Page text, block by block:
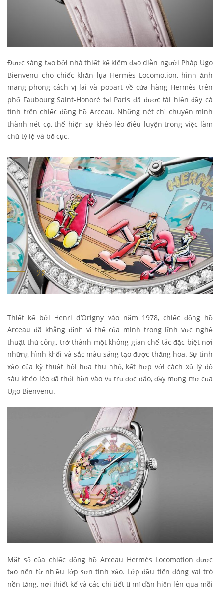
Được sáng tạo bởi nhà thiết kế kiêm đạo diễn người Pháp Ugo
Bienvenu cho chiếc khăn lụa Hermès Locomotion, hình ảnh
mang phong cách vị lai và popart về cửa hàng Hermès trên
phố Faubourg Saint-Honoré tại Paris đã được tái hiện đầy cá
tính trên chiếc đồng hồ Arceau. Những nét chì chuyển mình
thành nét cọ, thể hiện sự khéo léo điêu luyện trong việc làm
chủ tỷ lệ và bố cục.
Thiết kế bởi Henri d’Origny vào năm 1978, chiếc đồng hồ
Arceau đã khẳng định vị thế của mình trong lĩnh vực nghệ
thuật thủ công, trở thành một không gian chế tác đặc biệt nơi
những hình khối và sắc màu sáng tạo được thăng hoa. Sự tinh
xảo của kỹ thuật hội họa thu nhỏ, kết hợp với cách xử lý độ
sâu khéo léo đã thổi hồn vào vũ trụ độc đáo, đầy mộng mơ của
Ugo Bienvenu.
Mặt số của chiếc đồng hồ Arceau Hermès Locomotion được
tạo nên từ nhiều lớp sơn tinh xảo. Lớp đầu tiên đóng vai trò
nền tảng, nơi thiết kế và các chi tiết tỉ mỉ dần hiện lên qua mỗi